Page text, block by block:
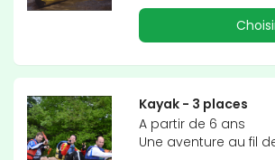
Kayak - 3 places
A partir de 6 ans
Une aventure au fil